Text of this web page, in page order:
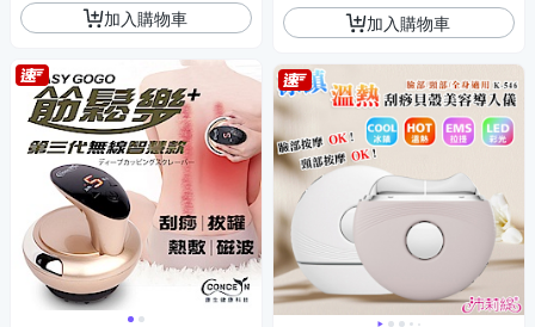
加入購物車 加入購物車